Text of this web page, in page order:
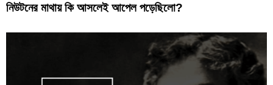
নিউটনের মাথায় কি আসলেই আপেল পড়েছিলো?